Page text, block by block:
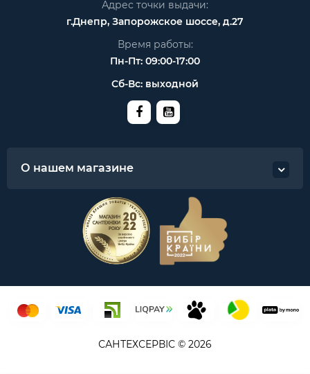
Адрес точки выдачи:
г.Днепр, Запорожское шоссе, д.27
Время работы:
Пн-Пт: 09:00-17:00
Сб-Вс: выходной
О нашем магазине
САНТЕХСЕРВІС © 2026